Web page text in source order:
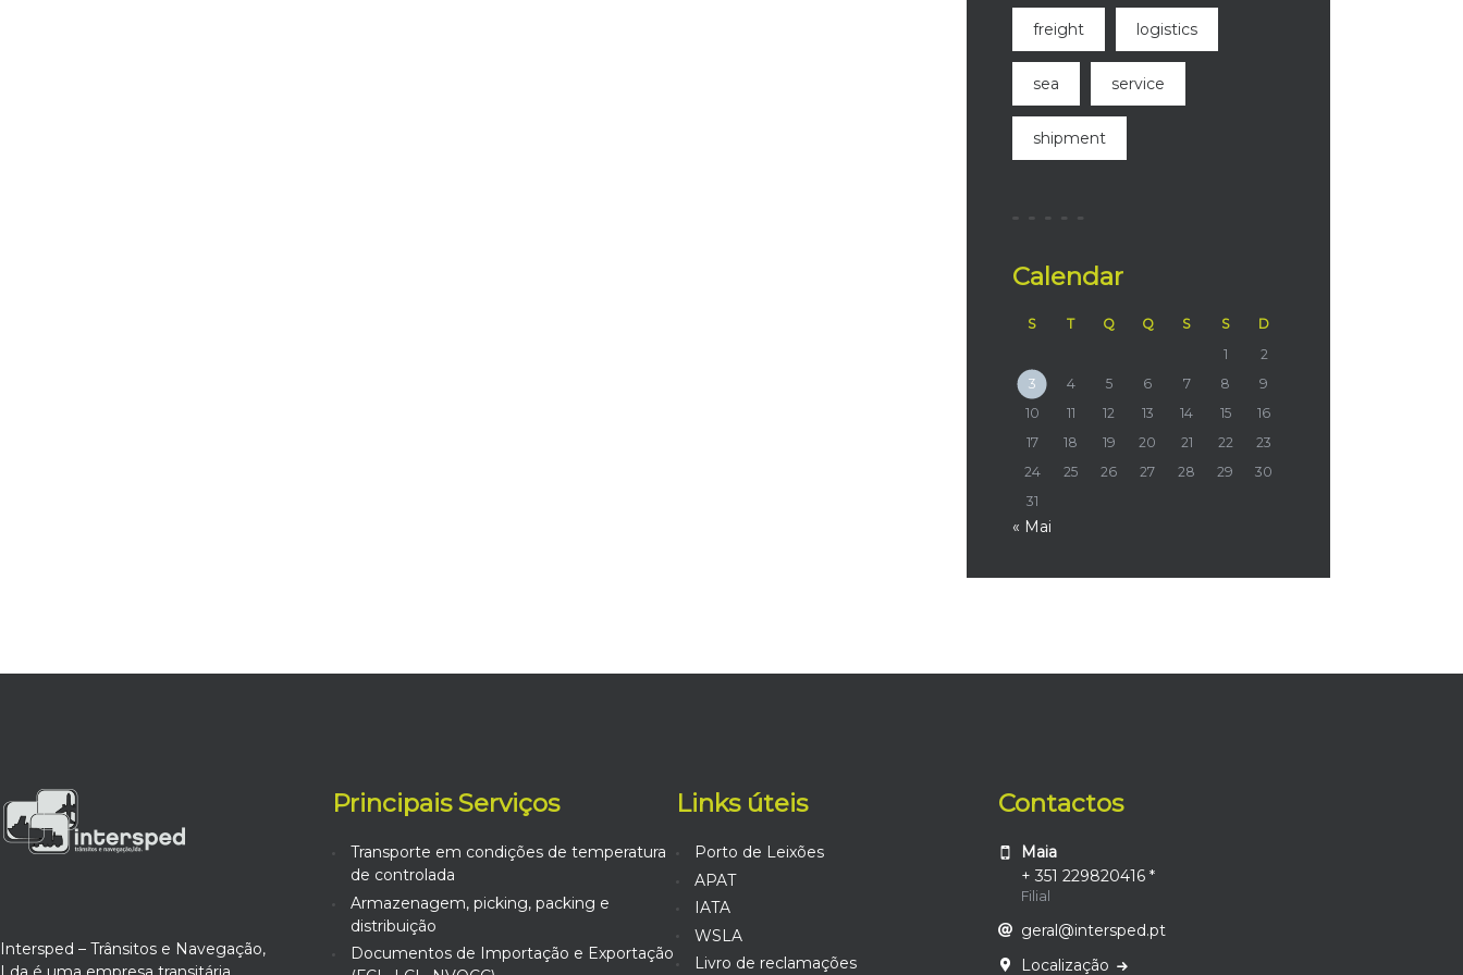
freight logistics
sea service
shipment
Calendar
S T Q Q S S
D
1
2
3
4 5 6 7 8
9
10
11 12 13 14 15
16
17
18 19 20 21 22
23
24
25 26 27 28 29
30
31
« Mai
Intersped – Trânsitos e Navegação,
Principais Serviços
Transporte em condições de temperatura
de controlada
Armazenagem, picking, packing e
distribuição
Documentos de Importação e Exportação
Links úteis
Porto de Leixões
APAT
IATA
WSLA
Livro de reclamações
Contactos
Maia
+ 351 229820416 *
Filial
geral@intersped.pt
Localização